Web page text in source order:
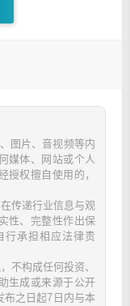
图片、音视频等内
媒体、网站或个人
授权擅自使用的，
传递行业信息与观
性、完整性作出保
行承担相应法律责
不构成任何投资、
生成或来源于公开
布之日起7日内与本